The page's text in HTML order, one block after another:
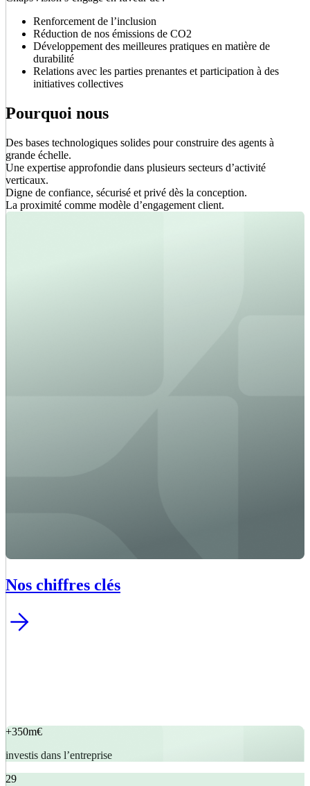
Renforcement de l’inclusion
Réduction de nos émissions de CO2
Développement des meilleures pratiques en matière de
durabilité
Relations avec les parties prenantes et participation à des
initiatives collectives
Pourquoi nous
Des bases technologiques solides pour construire des agents à
grande échelle.
Une expertise approfondie dans plusieurs secteurs d’activité
verticaux.
Digne de confiance, sécurisé et privé dès la conception.
La proximité comme modèle d’engagement client.
Nos chiffres clés
+350m€
investis dans l’entreprise
29